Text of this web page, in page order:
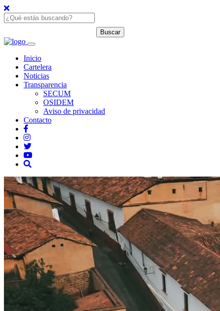
Inicio
Cartelera
Noticias
Transparencia
SECUM
OSIDEM
Aviso de privacidad
Contacto